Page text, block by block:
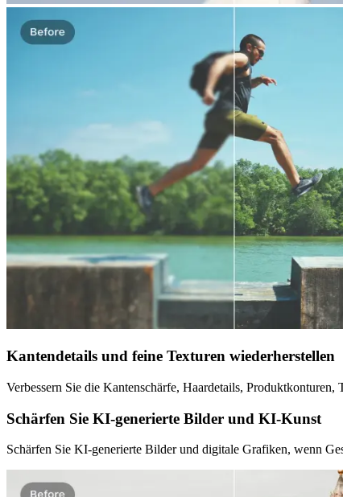
Kantendetails und feine Texturen wiederherstellen
Verbessern Sie die Kantenschärfe, Haardetails,
Schärfen Sie KI-generierte Bilder und KI-Kunst
Schärfen Sie KI-generierte Bilder und digitale Grafiken, wenn